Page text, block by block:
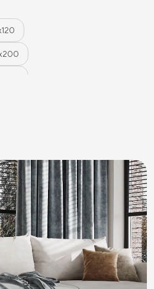
Матрасы 180х200 см
Пружинные матрасы
Мягкие матрасы
Жесткие матрасы
с независимыми пружинами